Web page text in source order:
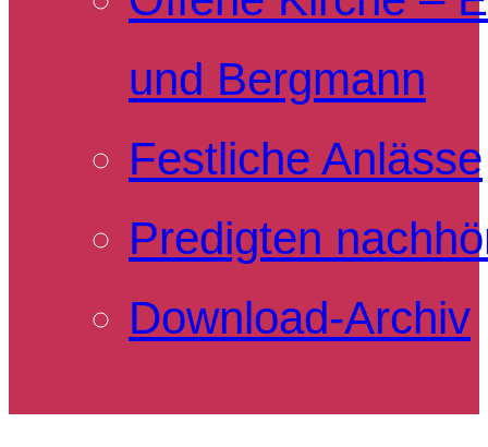
und Bergmann
Festliche Anlässe
Predigten
Download-Archiv